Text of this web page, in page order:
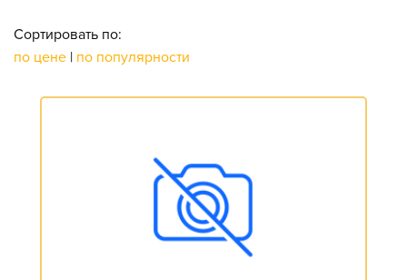
Сортировать по:
по цене | по популярности